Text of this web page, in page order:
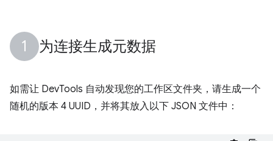
为连接生成元数据
如需让 DevTools 自动发现您的工作区文件夹，请生成一个
随机的版本 4 UUID，并将其放入以下 JSON 文件中：